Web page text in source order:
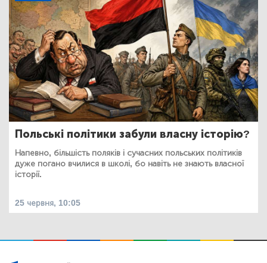
Польські політики забули власну історію?
Напевно, більшість поляків і сучасних польських політиків
дуже погано вчилися в школі, бо навіть не знають власної
історії.
25 червня, 10:05